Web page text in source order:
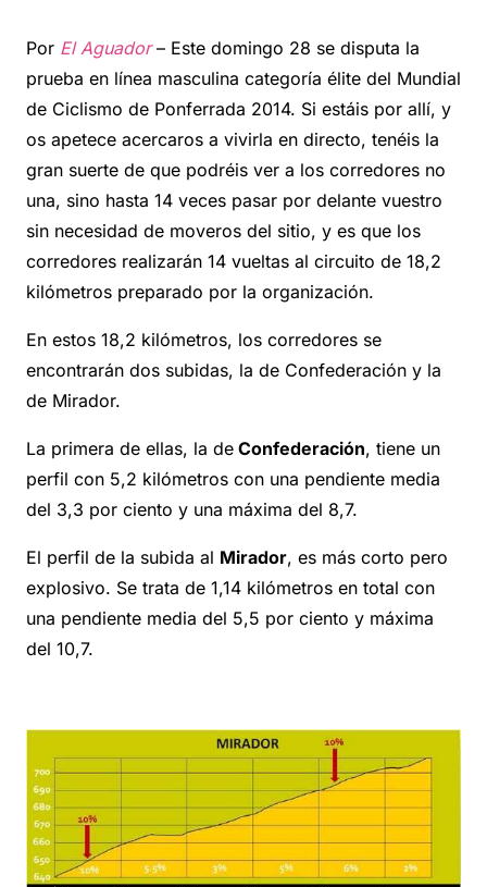
Por El Aguador – Este domingo 28 se disputa la
prueba en línea masculina categoría élite del Mundial
de Ciclismo de Ponferrada 2014. Si estáis por allí, y
os apetece acercaros a vivirla en directo, tenéis la
gran suerte de que podréis ver a los corredores no
una, sino hasta 14 veces pasar por delante vuestro
sin necesidad de moveros del sitio, y es que los
corredores realizarán 14 vueltas al circuito de 18,2
kilómetros preparado por la organización.
En estos 18,2 kilómetros, los corredores se
encontrarán dos subidas, la de Confederación y la
de Mirador.
La primera de ellas, la de Confederación, tiene un
perfil con 5,2 kilómetros con una pendiente media
del 3,3 por ciento y una máxima del 8,7.
El perfil de la subida al Mirador, es más corto pero
explosivo. Se trata de 1,14 kilómetros en total con
una pendiente media del 5,5 por ciento y máxima
del 10,7.